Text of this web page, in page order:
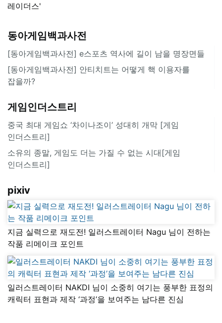
레이더스'
동아게임백과사전
[동아게임백과사전] e스포츠 역사에 길이 남을 명장면들
[동아게임백과사전] 안티치트는 어떻게 핵 이용자를
잡을까?
게임인더스트리
중국 최대 게임쇼 ‘차이나조이’ 성대히 개막 [게임
인더스트리]
소유의 종말, 게임도 더는 가질 수 없는 시대[게임
인더스트리]
pixiv
지금 실력으로 재도전! 일러스트레이터 Nagu 님이 전하는
작품 리메이크 포인트
일러스트레이터 NAKDI 님이 소중히 여기는 풍부한 표정의
캐릭터 표현과 제작 ‘과정’을 보여주는 남다른 진심